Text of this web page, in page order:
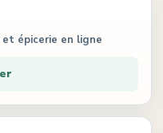
et épicerie en ligne